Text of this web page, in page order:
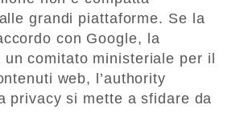
grandi piattaforme. Se la
con Google, la
un comitato ministeriale per il
web, l’authority
privacy si mette a sfidare da